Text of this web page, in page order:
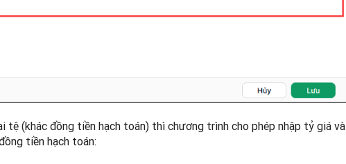
tệ (khác đồng tiền hạch toán) thì chương trình cho phép nhập tỷ giá và
tiền hạch toán: